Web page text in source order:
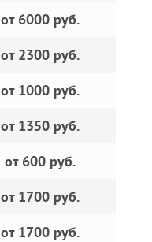
от 6000 руб.
от 2300 руб.
от 1000 руб.
от 1350 руб.
от 600 руб.
от 1700 руб.
от 1700 руб.